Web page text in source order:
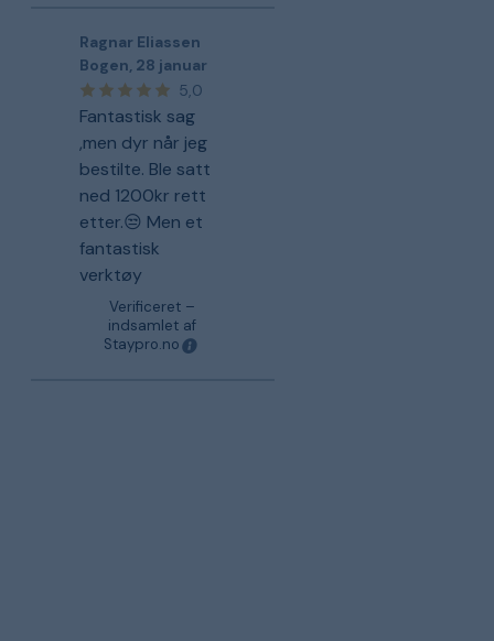
Ragnar Eliassen
Bogen, 28 januar
5,0
Fantastisk sag
,men dyr når jeg
bestilte. Ble satt
ned 1200kr rett
etter.😒 Men et
fantastisk
verktøy
Verificeret –
indsamlet af
Staypro.no